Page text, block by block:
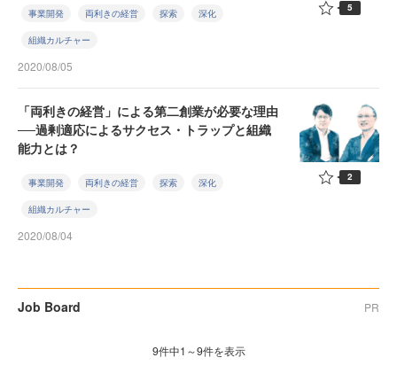
事業開発 両利きの経営 探索 深化
組織カルチャー
2020/08/05
5
「両利きの経営」による第二創業が必要な理由
──過剰適応によるサクセス・トラップと組織
能力とは？
事業開発 両利きの経営 探索 深化
組織カルチャー
2020/08/04
2
Job Board PR
9件中1～9件を表示